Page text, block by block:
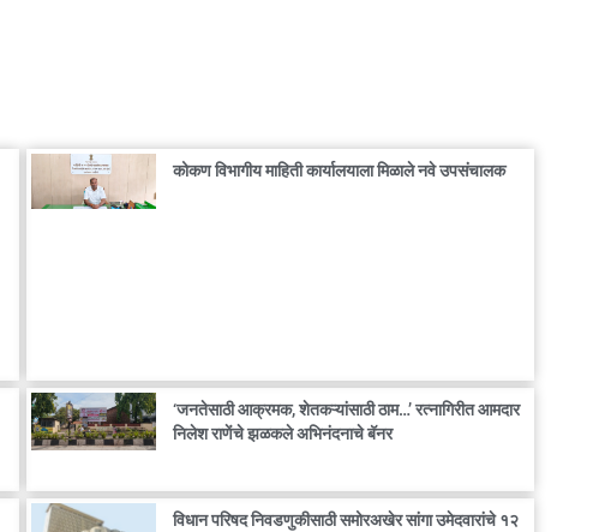
कोकण विभागीय माहिती कार्यालयाला मिळाले नवे उपसंचालक
‘जनतेसाठी आक्रमक, शेतकऱ्यांसाठी ठाम…’ रत्नागिरीत आमदार
निलेश राणेंचे झळकले अभिनंदनाचे बॅनर
विधान परिषद निवडणुकीसाठी समोरअखेर सांगा उमेदवारांचे १२